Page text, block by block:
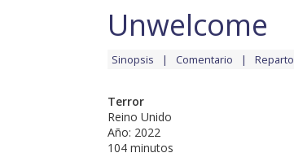
Unwelcome
Sinopsis Comentario Reparto
Terror
Reino Unido
Año: 2022
104 minutos